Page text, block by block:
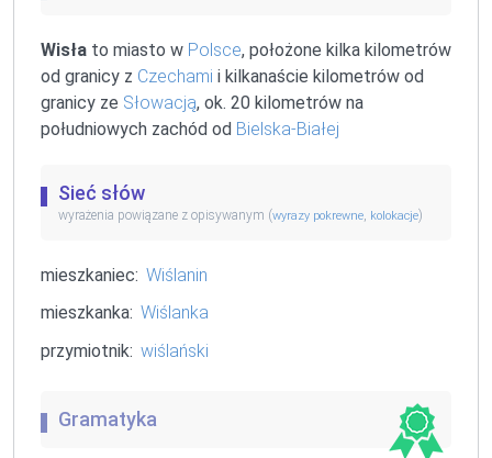
Wisła to miasto w Polsce, położone kilka kilometrów
od granicy z Czechami i kilkanaście kilometrów od
granicy ze Słowacją, ok. 20 kilometrów na
południowych zachód od Bielska-Białej
Sieć słów
wyrażenia powiązane z opisywanym (wyrazy pokrewne, kolokacje)
mieszkaniec: Wiślanin
mieszkanka: Wiślanka
przymiotnik: wiślański
Gramatyka